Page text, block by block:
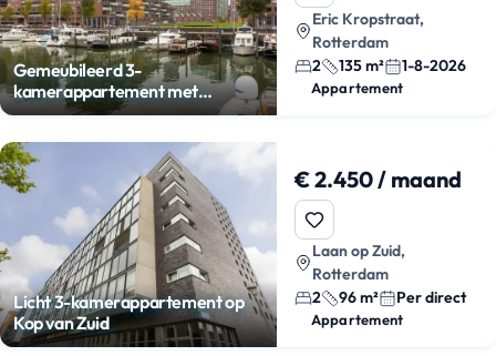
Gemeubileerd 3-
kamerappartement met
skylinebalkon
Eric Kropstraat,
Rotterdam
2
135 m² 1-8-2026
Appartement
Licht 3-kamerappartement op
Kop van Zuid
€ 2.450 / maand
Laan op Zuid,
Rotterdam
2
96 m² Per direct
Appartement